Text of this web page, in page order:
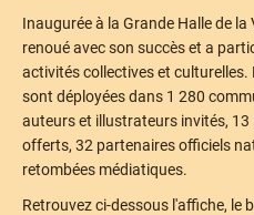
Inaugurée à la Grande Halle de
renoué avec son succès et a
activités collectives et
sont déployées dans 1 280
auteurs et illustrateurs invités, 13
offerts, 32 partenaires officiels
retombées médiatiques.
Retrouvez ci-dessous l'affiche, le